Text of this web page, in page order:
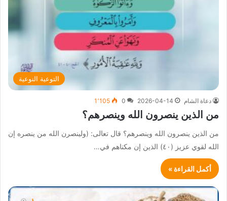
التوعية النوعية
دعاة الشام 2026-04-14
0 1٬105
من الذين ينصرون الله وينصرهم؟
من الذين ينصرون الله وينصرهم؟ قال تعالى: (ولينصرن الله من ينصره إن
الله لقوي عزيز (٤٠) الذين إن مكناهم في…
أكمل القراءة »